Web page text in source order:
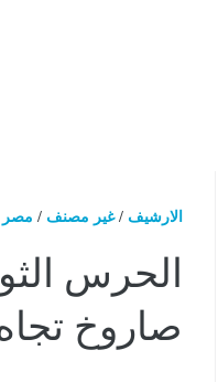
الارشيف /غير مصنف / مصر
الحرس
صاروخ